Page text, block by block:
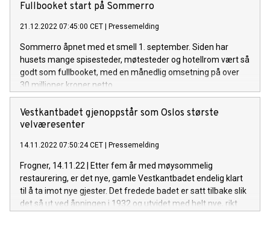
Fullbooket start på Sommerro
21.12.2022 07:45:00 CET Pressemelding
Sommerro åpnet med et smell 1. september. Siden har
husets mange spisesteder, møtesteder og hotellrom vært så
godt som fullbooket, med en månedlig omsetning på over
30 millioner kroner netto.
Vestkantbadet gjenoppstår som Oslos største
velværesenter
14.11.2022 07:50:24 CET Pressemelding
Frogner, 14.11.22 | Etter fem år med møysommelig
restaurering, er det nye, gamle Vestkantbadet endelig klart
til å ta imot nye gjester. Det fredede badet er satt tilbake slik
det så ut ved åpningen i 1932 og utvidet med helt nye, rikt